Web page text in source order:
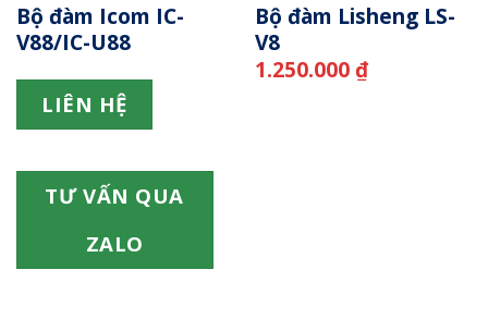
Bộ đàm Icom IC-
V88/IC-U88
LIÊN HỆ
TƯ VẤN QUA
ZALO
Bộ đàm Lisheng LS-
V8
1.250.000₫